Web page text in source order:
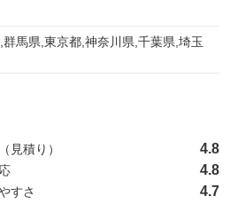
馬県,東京都,神奈川県,千葉県,埼玉
点中）
見積り） 4.8
4.8
すさ 4.7